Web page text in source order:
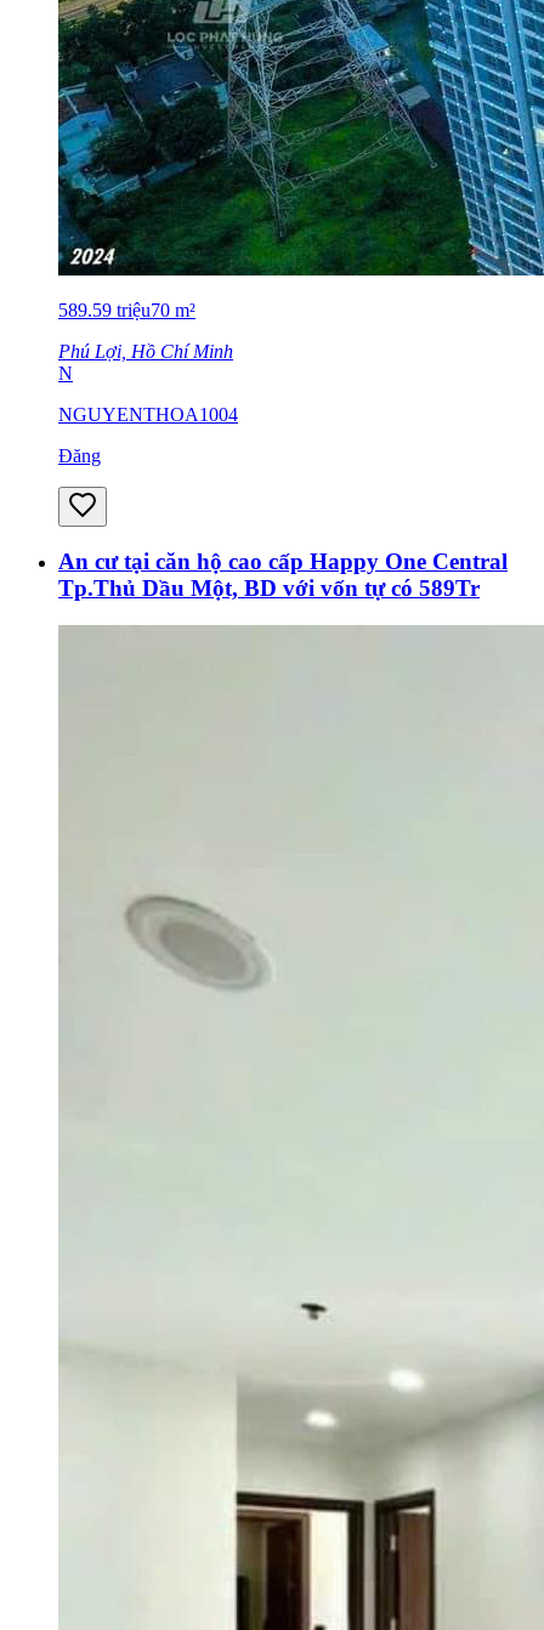
589.59 triệu70 m²
Phú Lợi, Hồ Chí Minh
N
NGUYENTHOA1004
Đăng
An cư tại căn hộ cao cấp Happy One Central
Tp.Thủ Dầu Một, BD với vốn tự có 589Tr